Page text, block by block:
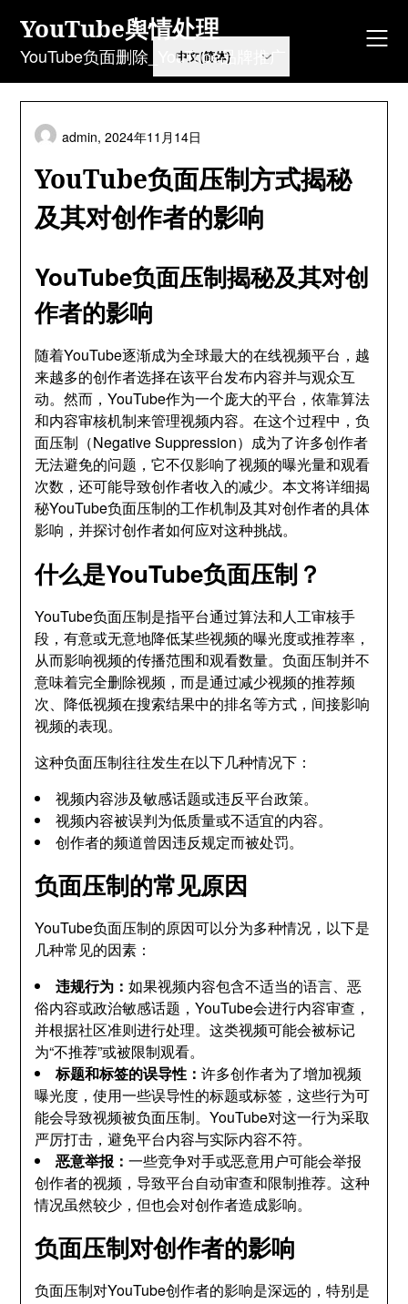
content
YouTube舆情处理
YouTube负面删除_YouTube品牌推广
YouTube负面压制方式揭秘
及其对创作者的影响
admin,2024年11月14日
YouTube负面压制揭秘及其对创
作者的影响
随着YouTube逐渐成为全球最大的在线视频平台，越
来越多的创作者选择在该平台发布内容并与观众互
动。然而，YouTube作为一个庞大的平台，依靠算法
和内容审核机制来管理视频内容。在这个过程中，负
面压制（Negative Suppression）成为了许多创作者
无法避免的问题，它不仅影响了视频的曝光量和观看
次数，还可能导致创作者收入的减少。本文将详细揭
秘YouTube负面压制的工作机制及其对创作者的具体
影响，并探讨创作者如何应对这种挑战。
什么是YouTube负面压制？
YouTube负面压制是指平台通过算法和人工审核手
段，有意或无意地降低某些视频的曝光度或推荐率，
从而影响视频的传播范围和观看数量。负面压制并不
意味着完全删除视频，而是通过减少视频的推荐频
次、降低视频在搜索结果中的排名等方式，间接影响
视频的表现。
这种负面压制往往发生在以下几种情况下：
视频内容涉及敏感话题或违反平台政策。
视频内容被误判为低质量或不适宜的内容。
创作者的频道曾因违反规定而被处罚。
负面压制的常见原因
YouTube负面压制的原因可以分为多种情况，以下是
几种常见的因素：
违规行为：如果视频内容包含不适当的语言、恶
俗内容或政治敏感话题，YouTube会进行内容审查，
并根据社区准则进行处理。这类视频可能会被标记
为“不推荐”或被限制观看。
标题和标签的误导性：许多创作者为了增加视频
曝光度，使用一些误导性的标题或标签，这些行为可
能会导致视频被负面压制。YouTube对这一行为采取
严厉打击，避免平台内容与实际内容不符。
恶意举报：一些竞争对手或恶意用户可能会举报
创作者的视频，导致平台自动审查和限制推荐。这种
情况虽然较少，但也会对创作者造成影响。
负面压制对创作者的影响
负面压制对YouTube创作者的影响是深远的，特别是